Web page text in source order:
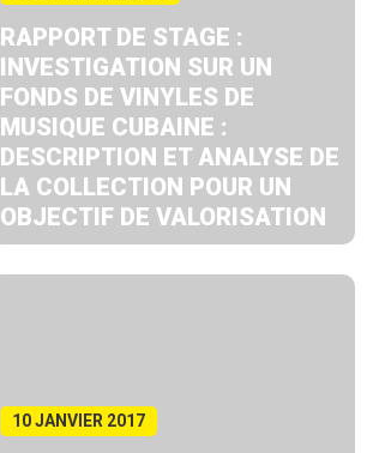
RAPPORT DE STAGE :
INVESTIGATION SUR UN
FONDS DE VINYLES DE
MUSIQUE CUBAINE :
DESCRIPTION ET ANALYSE DE
LA COLLECTION POUR UN
OBJECTIF DE VALORISATION
10 JANVIER 2017